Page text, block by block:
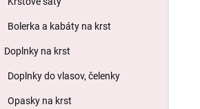
Bolerka a kabáty na krst
Doplnky na krst
Doplnky do vlasov, čelenky
Opasky na krst